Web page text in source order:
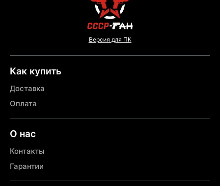
Версия для ПК
Как купить
Доставка
Оплата
О нас
Контакты
Гарантии